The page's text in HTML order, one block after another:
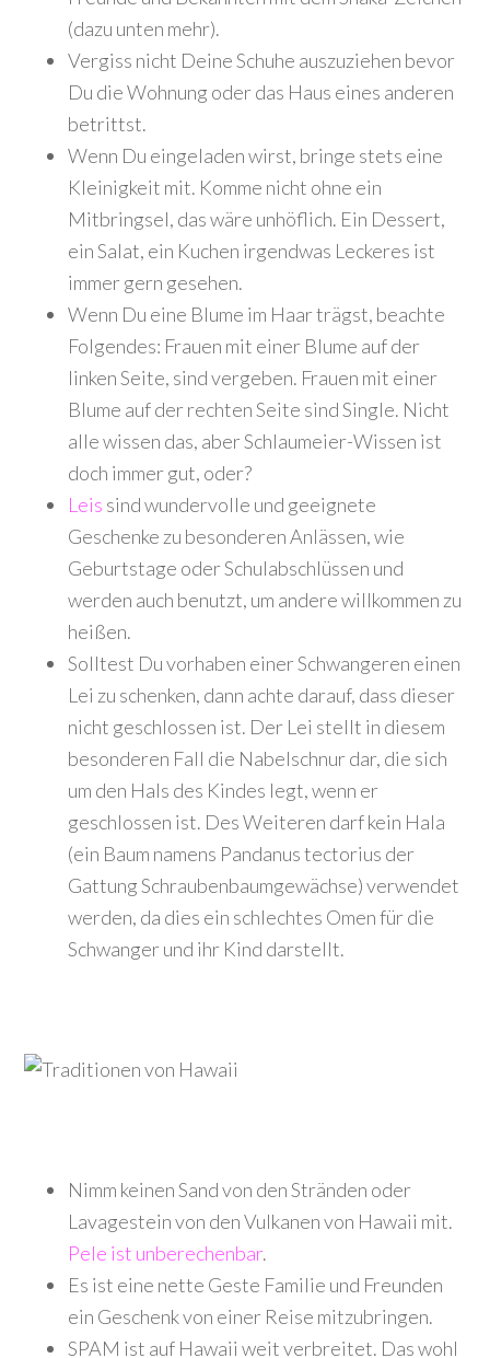
(dazu unten mehr).
Vergiss nicht Deine Schuhe auszuziehen bevor
Du die Wohnung oder das Haus eines anderen
betrittst.
Wenn Du eingeladen wirst, bringe stets eine
Kleinigkeit mit. Komme nicht ohne ein
Mitbringsel, das wäre unhöflich. Ein Dessert,
ein Salat, ein Kuchen irgendwas Leckeres ist
immer gern gesehen.
Wenn Du eine Blume im Haar trägst, beachte
Folgendes: Frauen mit einer Blume auf der
linken Seite, sind vergeben. Frauen mit einer
Blume auf der rechten Seite sind Single. Nicht
alle wissen das, aber Schlaumeier-Wissen ist
doch immer gut, oder?
Leis sind wundervolle und geeignete
Geschenke zu besonderen Anlässen, wie
Geburtstage oder Schulabschlüssen und
werden auch benutzt, um andere willkommen zu
heißen.
Solltest Du vorhaben einer Schwangeren einen
Lei zu schenken, dann achte darauf, dass dieser
nicht geschlossen ist. Der Lei stellt in diesem
besonderen Fall die Nabelschnur dar, die sich
um den Hals des Kindes legt, wenn er
geschlossen ist. Des Weiteren darf kein Hala
(ein Baum namens Pandanus tectorius der
Gattung Schraubenbaumgewächse) verwendet
werden, da dies ein schlechtes Omen für die
Schwanger und ihr Kind darstellt.
Nimm keinen Sand von den Stränden oder
Lavagestein von den Vulkanen von Hawaii mit.
Pele ist unberechenbar.
Es ist eine nette Geste Familie und Freunden
ein Geschenk von einer Reise mitzubringen.
SPAM ist auf Hawaii weit verbreitet. Das wohl